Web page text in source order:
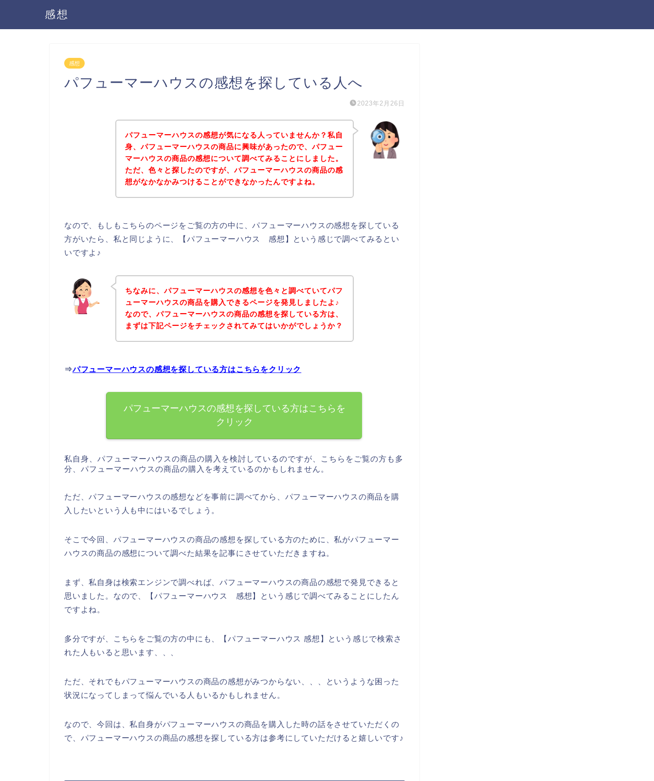
感想
感想
パフューマーハウスの感想を探している人へ
2023年2月26日
パフューマーハウスの感想が気になる人っていませんか？私自
身、パフューマーハウスの商品に興味があったので、パフュー
マーハウスの商品の感想について調べてみることにしました。
ただ、色々と探したのですが、パフューマーハウスの商品の感
想がなかなかみつけることができなかったんですよね。
なので、もしもこちらのページをご覧の方の中に、パフューマーハウスの感想を探している
方がいたら、私と同じように、【パフューマーハウス 感想】という感じで調べてみるとい
いですよ♪
ちなみに、パフューマーハウスの感想を色々と調べていてパフ
ューマーハウスの商品を購入できるページを発見しましたよ♪
なので、パフューマーハウスの商品の感想を探している方は、
まずは下記ページをチェックされてみてはいかがでしょうか？
⇒パフューマーハウスの感想を探している方はこちらをクリック
パフューマーハウスの感想を探している方はこちらを
クリック
私自身、パフューマーハウスの商品の購入を検討しているのですが、こちらをご覧の方も多
分、パフューマーハウスの商品の購入を考えているのかもしれません。
ただ、パフューマーハウスの感想などを事前に調べてから、パフューマーハウスの商品を購
入したいという人も中にはいるでしょう。
そこで今回、パフューマーハウスの商品の感想を探している方のために、私がパフューマー
ハウスの商品の感想について調べた結果を記事にさせていただきますね。
まず、私自身は検索エンジンで調べれば、パフューマーハウスの商品の感想で発見できると
思いました。なので、【パフューマーハウス 感想】という感じで調べてみることにしたん
ですよね。
多分ですが、こちらをご覧の方の中にも、【パフューマーハウス 感想】という感じで検索さ
れた人もいると思います、、、
ただ、それでもパフューマーハウスの商品の感想がみつからない、、、というような困った
状況になってしまって悩んでいる人もいるかもしれません。
なので、今回は、私自身がパフューマーハウスの商品を購入した時の話をさせていただくの
で、パフューマーハウスの商品の感想を探している方は参考にしていただけると嬉しいです♪